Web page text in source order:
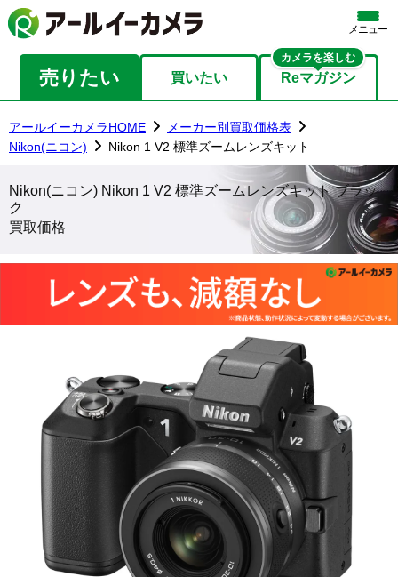
メニュー
売りたい 買いたい Reマガジン
カメラを楽しむ
アールイーカメラHOME
メーカー別買取価格表
Nikon(ニコン)
Nikon 1 V2 標準ズームレンズキット
Nikon(ニコン) Nikon 1 V2 標準ズームレンズキット ブラッ
ク
買取価格